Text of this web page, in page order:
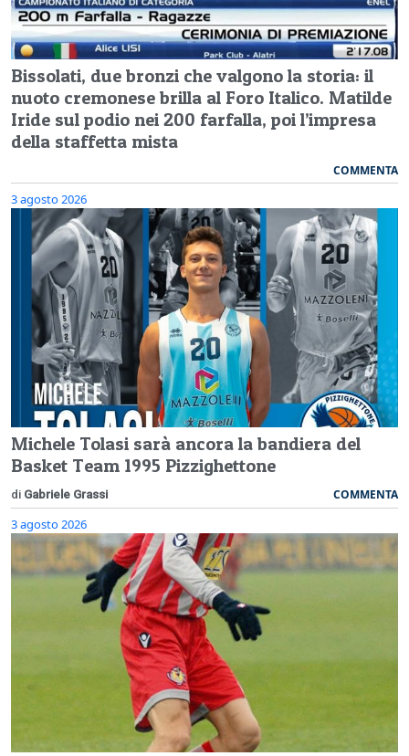
Bissolati, due bronzi che valgono la storia: il
nuoto cremonese brilla al Foro Italico. Matilde
Iride sul podio nei 200 farfalla, poi l’impresa
della staffetta mista
COMMENTA
3 agosto 2026
Michele Tolasi sarà ancora la bandiera del
Basket Team 1995 Pizzighettone
di Gabriele Grassi COMMENTA
3 agosto 2026